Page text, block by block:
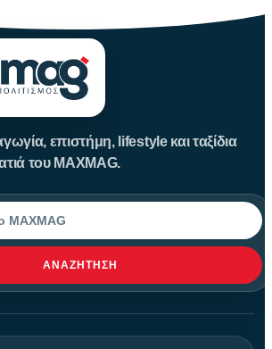
επιστήμη, lifestyle και ταξίδια
του MAXMAG.
ΑΝΑΖΉΤΗΣΗ